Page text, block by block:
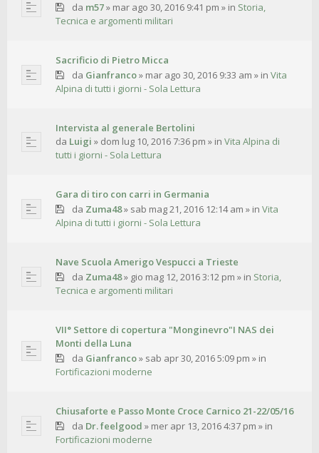
da m57» mar ago 30, 2016 9:41 pm » in Storia,
Tecnica e argomenti militari
Sacrificio di Pietro Micca
da Gianfranco» mar ago 30, 2016 9:33 am » in Vita
Alpina di tutti i giorni - Sola Lettura
Intervista al generale Bertolini
da Luigi » dom lug 10, 2016 7:36 pm » in Vita Alpina di
tutti i giorni - Sola Lettura
Gara di tiro con carri in Germania
da Zuma48» sab mag 21, 2016 12:14 am » in Vita
Alpina di tutti i giorni - Sola Lettura
Nave Scuola Amerigo Vespucci a Trieste
da Zuma48» gio mag 12, 2016 3:12 pm » in Storia,
Tecnica e argomenti militari
VII° Settore di copertura "Monginevro"I NAS dei
Monti della Luna
da Gianfranco» sab apr 30, 2016 5:09 pm » in
Fortificazioni moderne
Chiusaforte e Passo Monte Croce Carnico 21-22/05/16
da Dr. feelgood » mer apr 13, 2016 4:37 pm » in
Fortificazioni moderne